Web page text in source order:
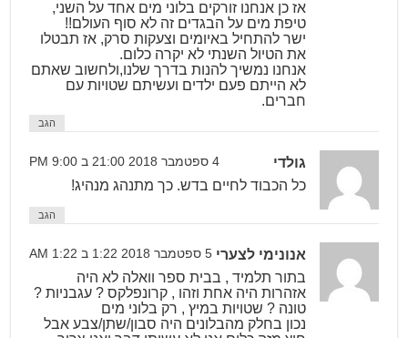
אז כן אנחנו זורקים בלוני מים אחד על השני,
טיפת מים על הבגדים זה לא סוף העולם!!
ישר להתחיל באיומים וצעקות סרק, אז תבטלו
את הטיול השנתי לא יקרה כלום.
אנחנו נמשיך להנות בדרך שלנו,ולחשוב שאתם
לא הייתם פעם ילדים ועשיתם שטויות עם
חברים.
הגב
גולדי 4 ספטמבר 2018 21:00 ב 9:00 PM
כל הכבוד לחיים בדש. כך מתנהג מנהיג!
הגב
אנונימי לצערי 5 ספטמבר 2018 1:22 ב 1:22 AM
בתור תלמיד , בבית ספר וואלה לא היה
אזהרות היה אחת וזהו , קרונפלקס ? עגבניות ?
טונה ? שטויות במיץ , רק בלוני מים
נכון בחלק מהבלונים היה סבון/שתן/צבע אבל